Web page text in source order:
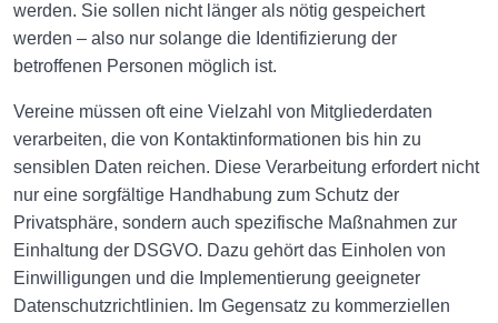
werden. Sie sollen nicht länger als nötig gespeichert
werden – also nur solange die Identifizierung der
betroffenen Personen möglich ist.
Vereine müssen oft eine Vielzahl von Mitgliederdaten
verarbeiten, die von Kontaktinformationen bis hin zu
sensiblen Daten reichen. Diese Verarbeitung erfordert nicht
nur eine sorgfältige Handhabung zum Schutz der
Privatsphäre, sondern auch spezifische Maßnahmen zur
Einhaltung der DSGVO. Dazu gehört das Einholen von
Einwilligungen und die Implementierung geeigneter
Datenschutzrichtlinien. Im Gegensatz zu kommerziellen